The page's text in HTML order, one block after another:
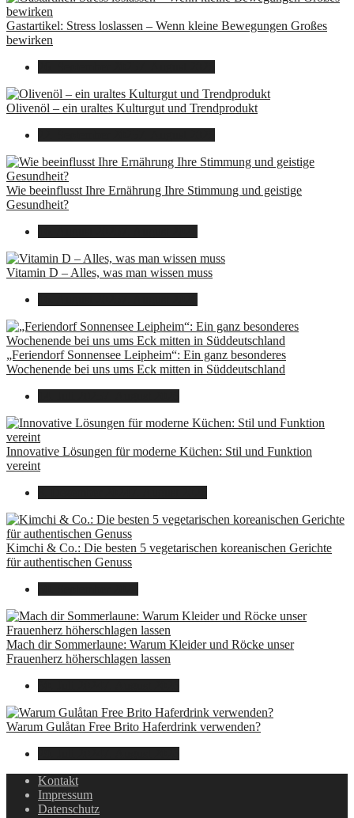
Gastartikel: Stress loslassen – Wenn kleine Bewegungen Großes
bewirken
Olivenöl – ein uraltes Kulturgut und Trendprodukt
Wie beeinflusst Ihre Ernährung Ihre Stimmung und geistige
Gesundheit?
Vitamin D – Alles, was man wissen muss
„Feriendorf Sonnensee Leipheim“: Ein ganz besonderes
Wochenende bei uns ums Eck mitten in Süddeutschland
Innovative Lösungen für moderne Küchen: Stil und Funktion
vereint
Kimchi & Co.: Die besten 5 vegetarischen koreanischen Gerichte
für authentischen Genuss
Mach dir Sommerlaune: Warum Kleider und Röcke unser
Frauenherz höherschlagen lassen
Warum Gulåtan Free Brito Haferdrink verwenden?
Kontakt
Impressum
Datenschutz